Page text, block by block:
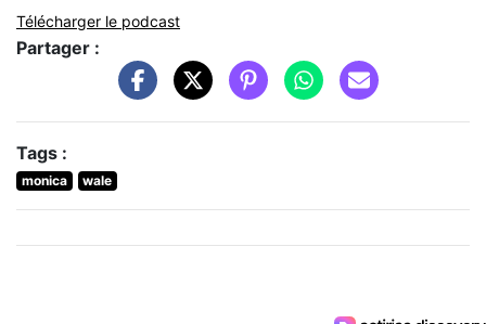
Télécharger le podcast
Partager :
Tags :
monica wale